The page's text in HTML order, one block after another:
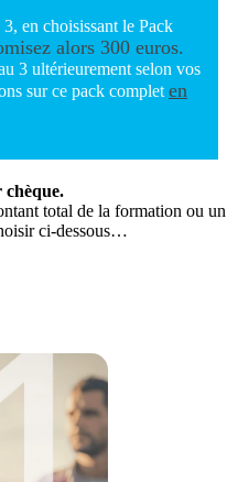
en choisissant le Pack
alors 300 euros.
3 ultérieurement selon vos
sur ce pack complet en
chèque.
total de la formation ou un
ci-dessous…